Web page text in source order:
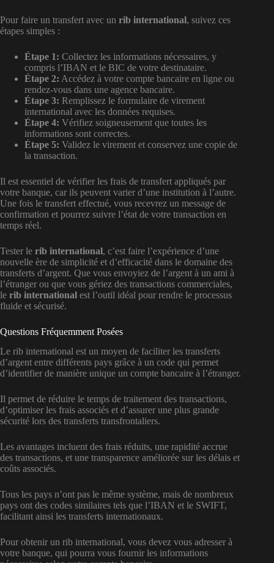
Pour faire un transfert avec un rib international, suivez ces
étapes simples :
Étape 1: Collectez les informations nécessaires, y
compris l’IBAN et le BIC de votre destinataire.
Étape 2: Accédez à votre compte bancaire en ligne ou
rendez-vous dans une agence bancaire.
Étape 3: Remplissez le formulaire de virement
international avec les données requises.
Étape 4: Vérifiez soigneusement que toutes les
informations sont correctes.
Étape 5: Validez le virement et conservez une copie de
la transaction.
Il est essentiel de vérifier les frais de transfert appliqués par
votre banque, car ils peuvent varier d’une institution à l’autre.
Une fois le transfert effectué, vous recevrez un message de
confirmation et pourrez suivre l’état de votre transaction en
temps réel.
Tester le rib international, c’est faire l’expérience d’une
nouvelle ère de simplicité et d’efficacité dans le domaine des
transferts d’argent. Que vous envoyiez de l’argent à un ami à
l’étranger ou que vous gériez des transactions commerciales,
le rib international est l’outil idéal pour rendre le processus
fluide et sécurisé.
Questions Fréquemment Posées
Le rib international est un moyen de faciliter les transferts
d’argent entre différents pays grâce à un code qui permet
d’identifier de manière unique un compte bancaire à l’étranger.
Il permet de réduire le temps de traitement des transactions,
d’optimiser les frais associés et d’assurer une plus grande
sécurité lors des transferts transfrontaliers.
Les avantages incluent des frais réduits, une rapidité accrue
des transactions, et une transparence améliorée sur les délais et
coûts associés.
Tous les pays n’ont pas le même système, mais de nombreux
pays ont des codes similaires tels que l’IBAN et le SWIFT,
facilitant ainsi les transferts internationaux.
Pour obtenir un rib international, vous devez vous adresser à
votre banque, qui pourra vous fournir les informations